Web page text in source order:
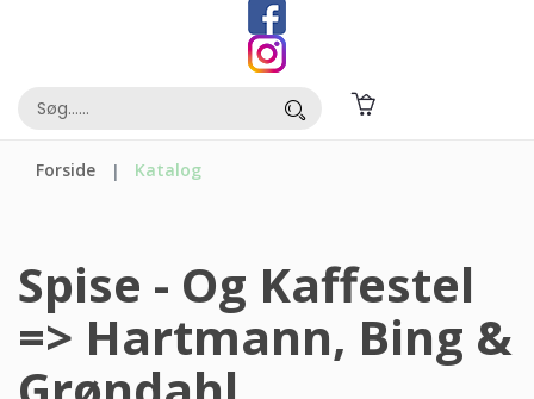
Forside Katalog
Spise - Og Kaffestel
=> Hartmann, Bing &